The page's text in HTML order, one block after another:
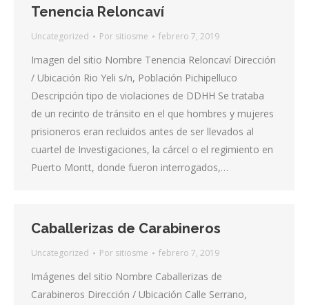
Tenencia Reloncaví
Uncategorized Por sitiosme febrero 7, 2019
Imagen del sitio Nombre Tenencia Reloncaví Dirección
/ Ubicación Rio Yeli s/n, Población Pichipelluco
Descripción tipo de violaciones de DDHH Se trataba
de un recinto de tránsito en el que hombres y mujeres
prisioneros eran recluidos antes de ser llevados al
cuartel de Investigaciones, la cárcel o el regimiento en
Puerto Montt, donde fueron interrogados,…
Caballerizas de Carabineros
Uncategorized Por sitiosme febrero 7, 2019
Imágenes del sitio Nombre Caballerizas de
Carabineros Dirección / Ubicación Calle Serrano,